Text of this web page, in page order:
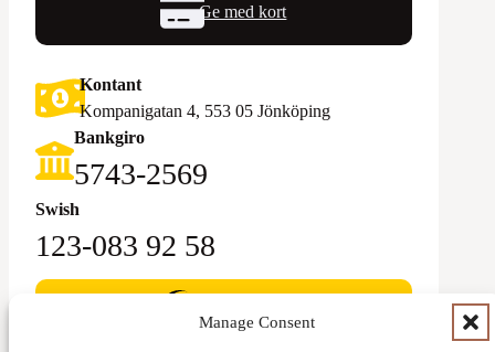
Manage Consent
Ge med kort
Kontant
Kompanigatan 4, 553 05 Jönköping
Bankgiro
5743-2569‬
Swish
123-083 92 58